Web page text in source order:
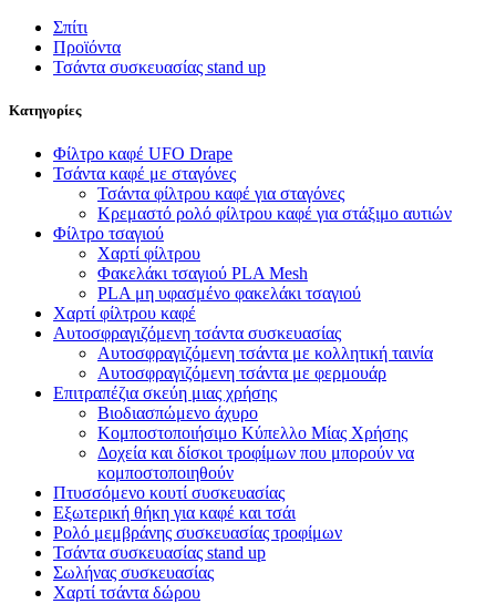
Σπίτι
Προϊόντα
Τσάντα συσκευασίας stand up
Κατηγορίες
Φίλτρο καφέ UFO Drape
Τσάντα καφέ με σταγόνες
Τσάντα φίλτρου καφέ για σταγόνες
Κρεμαστό ρολό φίλτρου καφέ για στάξιμο αυτιών
Φίλτρο τσαγιού
Χαρτί φίλτρου
Φακελάκι τσαγιού PLA Mesh
PLA μη υφασμένο φακελάκι τσαγιού
Χαρτί φίλτρου καφέ
Αυτοσφραγιζόμενη τσάντα συσκευασίας
Αυτοσφραγιζόμενη τσάντα με κολλητική ταινία
Αυτοσφραγιζόμενη τσάντα με φερμουάρ
Επιτραπέζια σκεύη μιας χρήσης
Βιοδιασπώμενο άχυρο
Κομποστοποιήσιμο Κύπελλο Μίας Χρήσης
Δοχεία και δίσκοι τροφίμων που μπορούν να
κομποστοποιηθούν
Πτυσσόμενο κουτί συσκευασίας
Εξωτερική θήκη για καφέ και τσάι
Ρολό μεμβράνης συσκευασίας τροφίμων
Τσάντα συσκευασίας stand up
Σωλήνας συσκευασίας
Χαρτί τσάντα δώρου